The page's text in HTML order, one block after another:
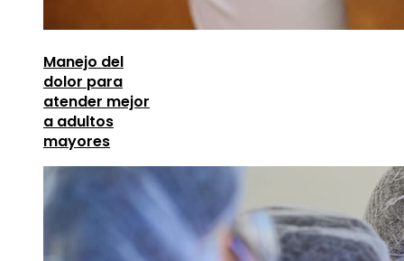
Manejo del
dolor para
atender mejor
a adultos
mayores